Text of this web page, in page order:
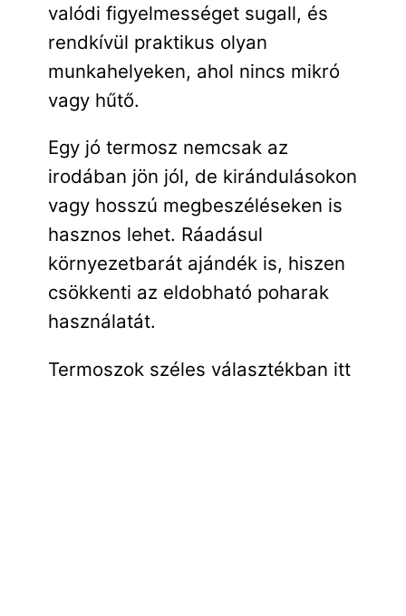
valódi figyelmességet sugall, és
rendkívül praktikus olyan
munkahelyeken, ahol nincs mikró
vagy hűtő.
Egy jó termosz nemcsak az
irodában jön jól, de kirándulásokon
vagy hosszú megbeszéléseken is
hasznos lehet. Ráadásul
környezetbarát ajándék is, hiszen
csökkenti az eldobható poharak
használatát.
Termoszok széles választékban itt